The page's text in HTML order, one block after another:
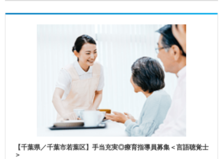
【千葉県／千葉市若葉区】手当充実◎療育指導員募集＜言語聴覚士
＞